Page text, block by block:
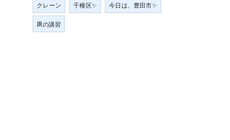
クレーン 千種区✨ 今日は、豊田市✨
JRの講習